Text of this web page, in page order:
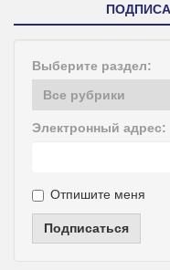
Выберите раздел:
Электронный адрес:
Отпишите меня
Подписаться